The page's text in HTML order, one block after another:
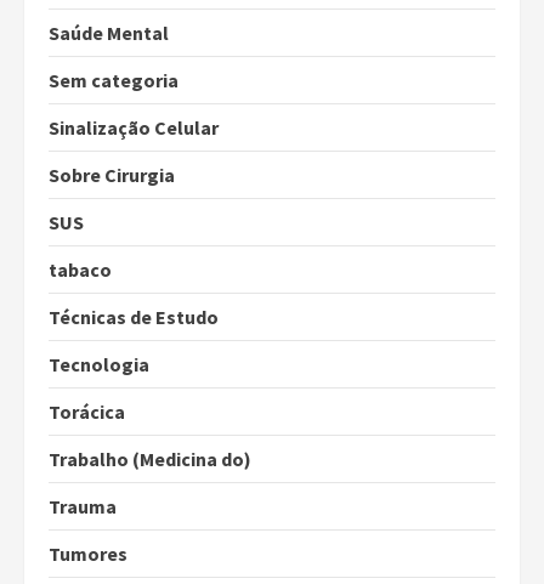
Saúde Mental
Sem categoria
Sinalização Celular
Sobre Cirurgia
SUS
tabaco
Técnicas de Estudo
Tecnologia
Torácica
Trabalho (Medicina do)
Trauma
Tumores